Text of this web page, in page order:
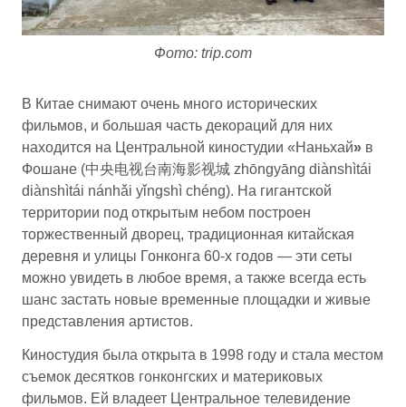
Фото: trip.com
В Китае снимают очень много исторических
фильмов, и большая часть декораций для них
находится на Центральной киностудии «Наньхай» в
Фошане (中央电视台南海影视城 zhōngyāng diànshìtái
diànshìtái nánhǎi yǐngshì chéng). На гигантской
территории под открытым небом построен
торжественный дворец, традиционная китайская
деревня и улицы Гонконга 60-х годов — эти сеты
можно увидеть в любое время, а также всегда есть
шанс застать новые временные площадки и живые
представления артистов.
Киностудия была открыта в 1998 году и стала местом
съемок десятков гонконгских и материковых
фильмов. Ей владеет Центральное телевидение